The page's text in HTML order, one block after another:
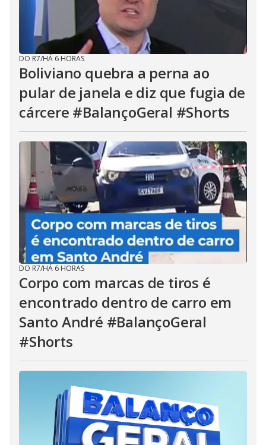
DO R7/HÁ 6 HORAS
Boliviano quebra a perna ao
pular de janela e diz que fugia de
cárcere #BalançoGeral #Shorts
DO R7/HÁ 6 HORAS
Corpo com marcas de tiros é
encontrado dentro de carro em
Santo André #BalançoGeral
#Shorts